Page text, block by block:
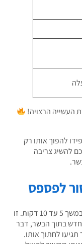
הרצויה!
אותו רק
צריבה
לאחר הצלייה, חשוב להניח את הסטייק לנוח במשך 5 עד 10 דקות. זו
הבשר, דבר
אותו.